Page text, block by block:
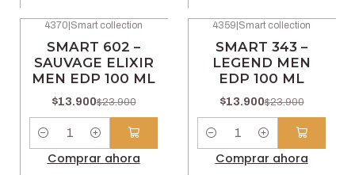
4370 Smart collection
SMART 602 –
SAUVAGE ELIXIR
MEN EDP 100 ML
$13.900$23.900
Cantidad
Comprar ahora
4359 Smart collection
SMART 343 –
LEGEND MEN
EDP 100 ML
$13.900$23.900
Cantidad
Comprar ahora